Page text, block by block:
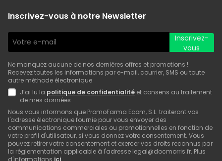
Inscrivez-vous à notre Newsletter
Inscrivez-
vous
Ne manquez aucune de nos dernières offres et promotions !
Recevez toutes les informations par e-mail, courrier, SMS ou toute
autre méthode électronique
J’ai lu la politique de confidentialité et consens au traitement
de mes données
Nous vous informons que PromoFarma Ecom, S.L. traiteront vos
l'adresse électronique fournie pour vous envoyer des
communications commerciales ou promotionnelles en fonction de
votre profil d'utilisateur, si vous donnez votre consentement. Vous
pouvez retirer votre consentement et exercer vos droits reconnus par
la réglementation applicable à l'adresse legal@docmorris.fr. Plus
d'informations ici